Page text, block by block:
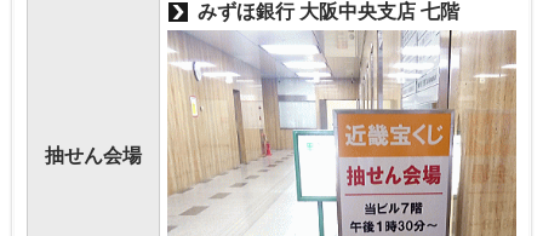
抽せん会場
みずほ銀行 大阪中央支店 七階